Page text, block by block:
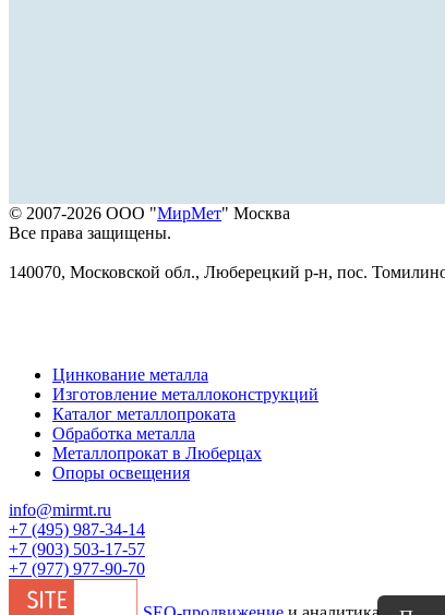
© 2007-2026 ООО "МирМет" Москва
Все права защищены.
140070, Московской обл., Люберецкий р-н, пос.
Цинкование металла
Изготовление металлоконструкций
Каталог металлопроката
Обработка металла
Металлопрокат в Люберцах
Опоры освещения
info@mirmt.ru
+7 (495) 987-34-14
+7 (903) 503-17-57
+7 (977) 977-90-70